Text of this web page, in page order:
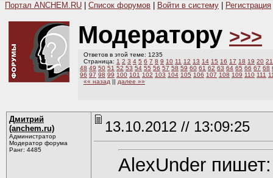
Портал ANCHEM.RU
Список форумов Войти в систему Регистрация
Модератору >>>
Ответов в этой теме: 1235
Страница: 1 2 3 4 5 6 7 8 9 10 11 12 13 14 15 16 17 18 19 20 21
48 49 50 51 52 53 54 55 56 57 58 59 60 61 62 63 64 65 66 67 68
96 97 98 99 100 101 102 103 104 105 106 107 108 109 110 111
«« назад || далее »»
Дмитрий
(anchem.ru)
Администратор
Модератор форума
Ранг: 4485
13.10.2012 // 13:09:25
AlexUnder пишет: